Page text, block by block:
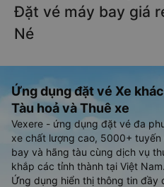
Đặt vé máy bay giá
Né
Ứng dụng đặt vé Xe
Tàu hoả và Thuê xe
Vexere - ứng dụng đặt vé đa
xe chất lượng cao, 5000+
bay và hãng tàu cùng dịch vụ
khắp các tỉnh thành tại Việt Nam.
Ứng dụng hiển thị thông tin đầy